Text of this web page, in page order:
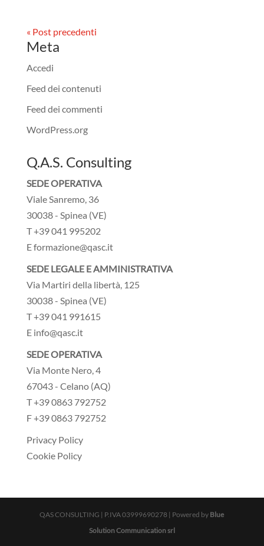
« Post precedenti
Meta
Accedi
Feed dei contenuti
Feed dei commenti
WordPress.org
Q.A.S. Consulting
SEDE OPERATIVA
Viale Sanremo, 36
30038 - Spinea (VE)
T +39 041 995202
E formazione@qasc.it
SEDE LEGALE E AMMINISTRATIVA
Via Martiri della libertà, 125
30038 - Spinea (VE)
T +39 041 991615
E info@qasc.it
SEDE OPERATIVA
Via Monte Nero, 4
67043 - Celano (AQ)
T +39 0863 792752
F +39 0863 792752
Privacy Policy
Cookie Policy
QAS CONSULTING | P.IVA 03999690278 | Powered by Blue
Solution Communication srl